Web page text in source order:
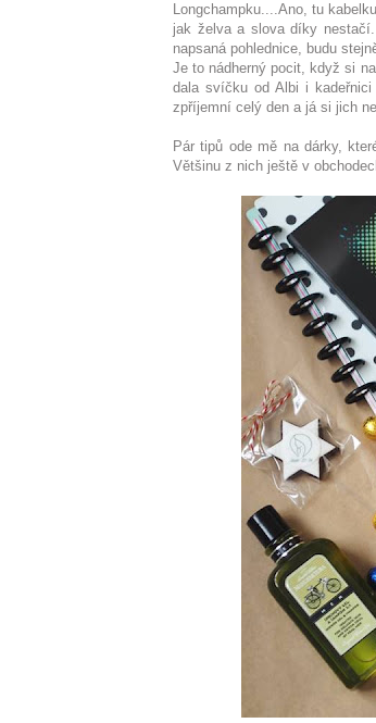
Longchampku....Ano, tu
jak želva a slova díky
napsaná pohlednice, budu
Je to nádherný pocit, když si
dala svíčku od Albi i kadeřnici
zpříjemní celý den a já si jich
Pár tipů ode mě na dárky,
Většinu z nich ještě v